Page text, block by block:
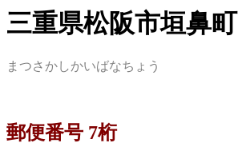
三重県松阪市垣鼻町
まつさかしかいばなちょう
郵便番号 7桁